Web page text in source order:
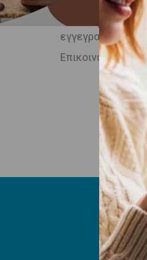
διαγραφή και
διάθεση σας, για
εγγεγραμμένος
Επικοινωνήστε